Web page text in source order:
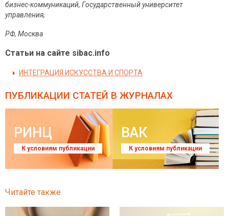
бизнес-коммуникаций, Государственный университет
управления,
РФ, Москва
Статьи на сайте sibac.info
ИНТЕГРАЦИЯ ИСКУССТВА И СПОРТА
ПУБЛИКАЦИИ СТАТЕЙ В ЖУРНАЛАХ
РИНЦ
К условиям публикации
ВАК
К условиям публикации
Читайте также